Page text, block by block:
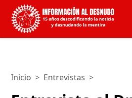
Inicio > Entrevistas >